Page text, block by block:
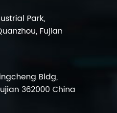
1.5 مرة، يجب استبدال
لصيانة البطارية
الاستخدام الفعلي، خاصة في
استبدال البطاريات من نفس
قوة كايينج يعالج
بطارية، مما يسمح لموظفي
بدقة لضمان اتساق الأداء
قياس المقاومة الداخلية
Park,
Fujian
Bldg,
362000 China